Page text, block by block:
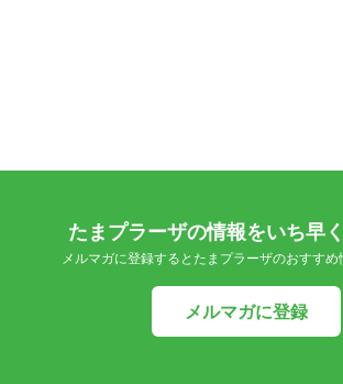
たまプラーザの情報をいち早
メルマガに登録するとたまプラーザのおすす
メルマガに登録